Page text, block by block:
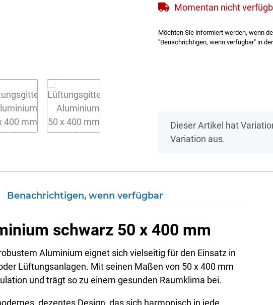
Momentan nicht
Möchten Sie informiert werden, wenn
"Benachrichtigen, wenn verfügbar" in
x
Dieser Artikel hat
Variation aus.
Benachrichtigen, wenn verfügbar
schwarz 50 x 400 mm
Aluminium eignet sich vielseitig für den Einsatz in
Lüftungsanlagen. Mit seinen Maßen von 50 x 400 mm
und trägt so zu einem gesunden Raumklima bei.
dezentes Design, das sich harmonisch in jede